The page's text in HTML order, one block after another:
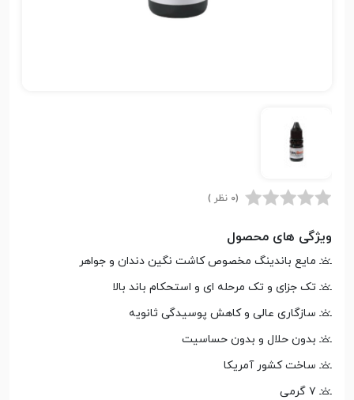
(0 نظر )
ویژگی های محصول
مایع باندینگ مخصوص کاشت نگین دندان و جواهر
تک جزای و تک مرحله ای و استحکام باند بالا
سازگاری عالی و کاهش پوسیدگی ثانویه
بدون حلال و بدون حساسیت
ساخت کشور آمریکا
۷ گرمی